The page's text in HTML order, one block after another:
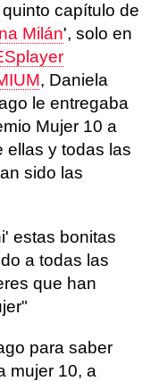
capítulo de
Milán', solo en
, Daniela
le entregaba
Mujer 10 a
ellas y todas las
sido las
estas bonitas
a todas las
que han
para saber
mujer 10, a